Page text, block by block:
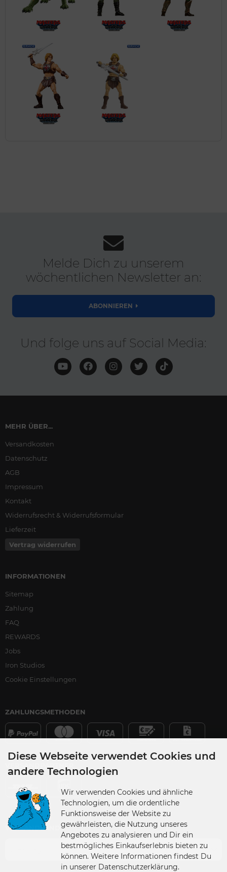
Melde Dich zu unserem
wöchentlichen Newsletter an:
ABONNIEREN
Und folge uns auf Social Media:
MEHR ÜBER...
Versandkosten
Datenschutz
AGB
Impressum
Kontakt
Widerrufsrecht & Widerrufsformular
Lieferzeit
Vertrag widerrufen
INFORMATIONEN
Sitemap
Zahlung
FAQ
REWARDS
Jobs
Iron Studios
Cookie Einstellungen
ZAHLUNGSMETHODEN
VERSANDPARTNER
VERSANDLAND
Diese Webseite verwendet Cookies und
andere Technologien
Wir verwenden Cookies und ähnliche
Technologien, um die ordentliche
Funktionsweise der Website zu
gewährleisten, die Nutzung unseres
Angebotes zu analysieren und Dir ein
bestmögliches Einkaufserlebnis bieten zu
können. Weitere Informationen findest Du
in unserer Datenschutzerklärung.